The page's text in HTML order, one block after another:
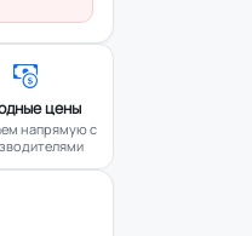
цены
напрямую с